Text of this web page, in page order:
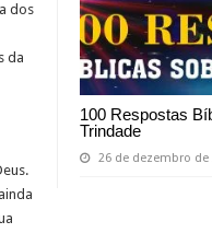
100 Respostas
Trindade
26 de dezembro de
dos
da